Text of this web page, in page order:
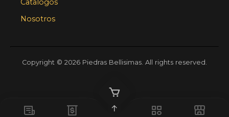
Catálogos
Nosotros
Copyright © 2026 Piedras Bellisimas. All rights reserved.